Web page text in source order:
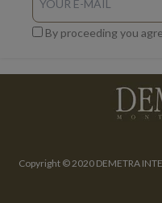
By proceeding you
Copyright © 2020 DEMETRA